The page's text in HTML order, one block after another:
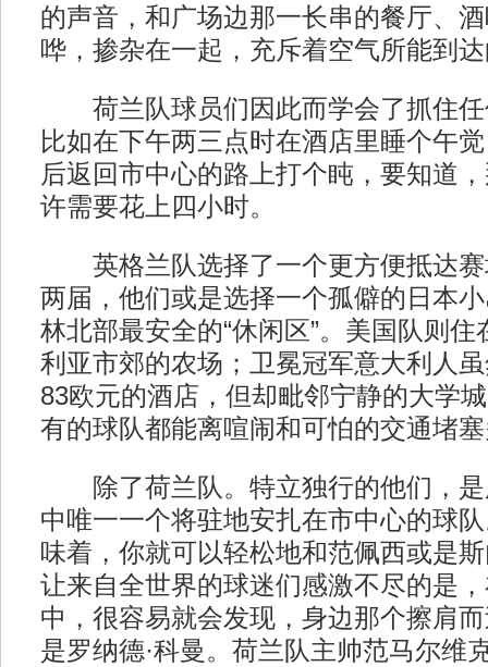
的声音，和广场边那一长串的餐厅、
哗，掺杂在一起，充斥着空气所能到
荷兰队球员们因此而学会了抓住任
比如在下午两三点时在酒店里睡个午
后返回市中心的路上打个盹，要知道
许需要花上四小时。
英格兰队选择了一个更方便抵达赛
两届，他们或是选择一个孤僻的日本
林北部最安全的“休闲区”。美国队则
利亚市郊的农场；卫冕冠军意大利人
83欧元的酒店，但却毗邻宁静的大学
有的球队都能离喧闹和可怕的交通堵
除了荷兰队。特立独行的他们，是
中唯一一个将驻地安扎在市中心的球
味着，你就可以轻松地和范佩西或是
让来自全世界的球迷们感激不尽的是
中，很容易就会发现，身边那个擦肩
是罗纳德·科曼。荷兰队主帅范马尔维